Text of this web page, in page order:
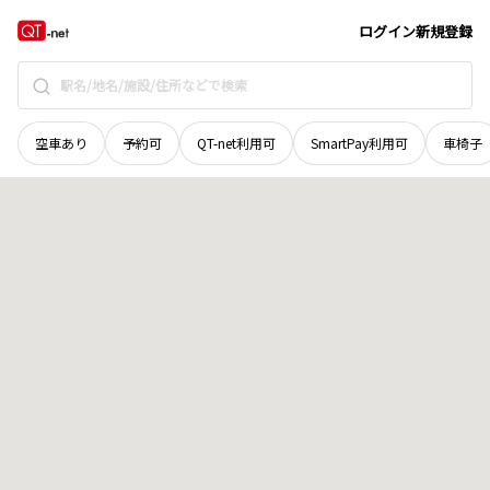
ログイン新規登録
空車あり 予約可 QT-net利用可 SmartPay利用可 車椅子
北海道